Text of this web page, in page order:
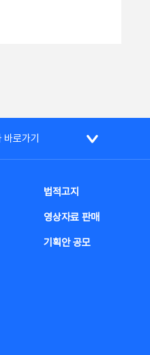
바로가기
법적고지
영상자료 판매
기획안 공모